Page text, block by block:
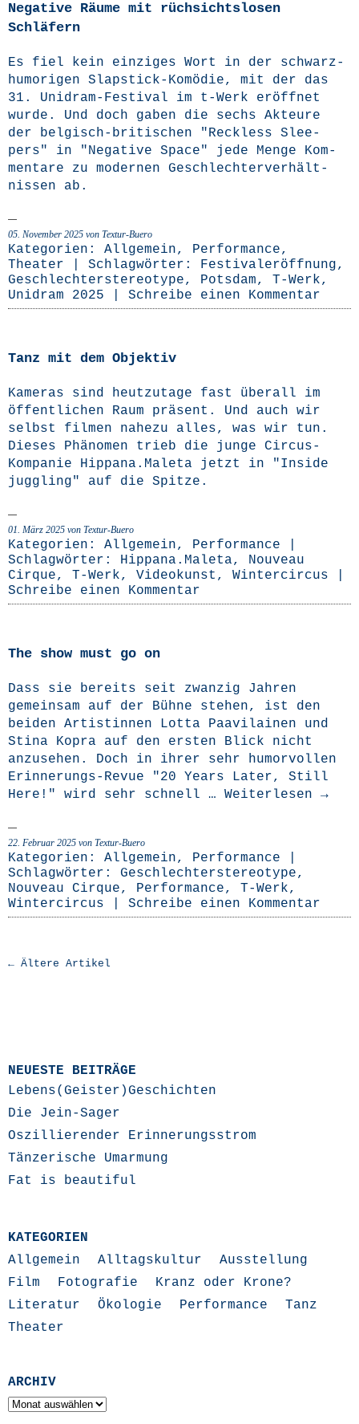
Negative Räume mit rüchsichtslosen
Schläfern
Es fiel kein ein­zi­ges Wort in der schwarz­
hu­mo­ri­gen Slap­­stick-Komö­­die, mit der das
31. Uni­­dram-Fes­­ti­­val im t‑Werk eröff­net
wur­de. Und doch gaben die sechs Akteu­re
der bel­­gisch-bri­­ti­­schen "Reck­less Slee­
pers" in "Nega­ti­ve Space" jede Men­ge Kom­
men­ta­re zu moder­nen Geschlech­ter­ver­hält­
nis­sen ab.
05. November 2025 von Textur-Buero
Kategorien: Allgemein, Performance,
Theater | Schlagwörter: Festivaleröffnung,
Geschlechterstereotype, Potsdam, T-Werk,
Unidram 2025
Schreibe einen Kommentar
Tanz mit dem Objektiv
Kame­ras sind heut­zu­ta­ge fast über­all im
öffent­li­chen Raum prä­sent. Und auch wir
selbst fil­men nahe­zu alles, was wir tun.
Die­ses Phä­no­men trieb die jun­ge Cir­­cus-
Kom­­pa­­nie Hippana.Maleta jetzt in "Insi­de
jugg­ling" auf die Spitze.
01. März 2025 von Textur-Buero
Kategorien: Allgemein, Performance
Schlagwörter: Hippana.Maleta, Nouveau
Cirque, T-Werk, Videokunst , Wintercircus
Schreibe einen Kommentar
The show must go on
Dass sie bereits seit zwan­zig Jah­ren
gemein­sam auf der Büh­ne ste­hen, ist den
bei­den Artis­tin­nen Lot­ta Paa­vil­ai­nen und
Sti­na Kopra auf den ers­ten Blick nicht
anzu­se­hen. Doch in ihrer sehr humor­vol­len
Erin­­ne­rungs-Revue "20 Years Later, Still
Here!" wird sehr schnell … Wei­ter­le­sen →
22. Februar 2025 von Textur-Buero
Kategorien: Allgemein, Performance
Schlagwörter: Geschlechterstereotype,
Nouveau Cirque, Performance, T-Werk,
Wintercircus
Schreibe einen Kommentar
← Ältere Artikel
NEUESTE BEITRÄGE
Lebens(Geister)Geschichten
Die Jein-Sager
Oszillierender Erinnerungsstrom
Tänzerische Umarmung
Fat is beautiful
KATEGORIEN
Allgemein
Alltagskultur
Ausstellung
Film
Fotografie
Kranz oder Krone?
Literatur
Ökologie Performance
Tanz
Theater
ARCHIV
Archiv